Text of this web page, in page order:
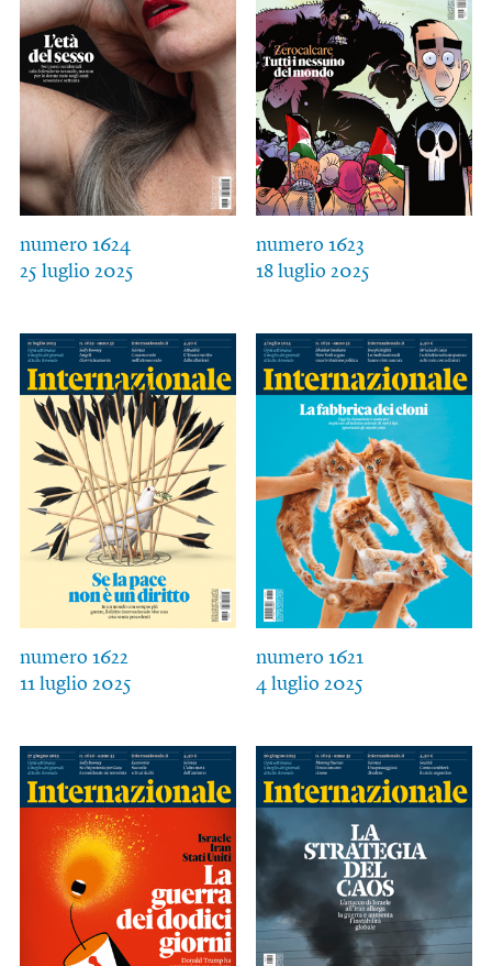
numero 1624
25 luglio 2025
numero 1623
18 luglio 2025
numero 1622
11 luglio 2025
numero 1621
4 luglio 2025